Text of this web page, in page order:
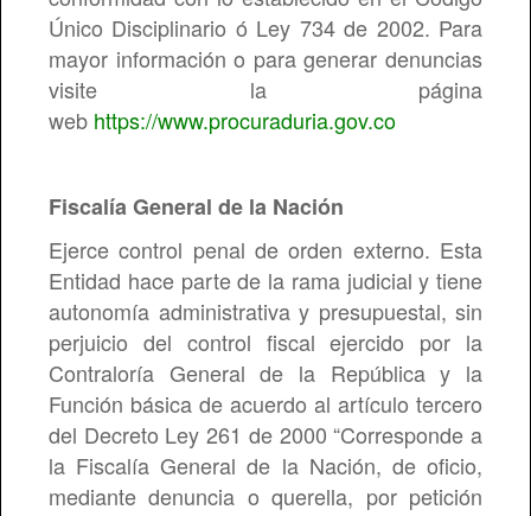
Único Disciplinario ó Ley 734 de 2002. Para
mayor información o para generar denuncias
visite la página
web https://www.procuraduria.gov.co
Fiscalía General de la Nación
Ejerce control penal de orden externo. Esta
Entidad hace parte de la rama judicial y tiene
autonomía administrativa y presupuestal, sin
perjuicio del control fiscal ejercido por la
Contraloría General de la República y la
Función básica de acuerdo al artículo tercero
del Decreto Ley 261 de 2000 “Corresponde a
la Fiscalía General de la Nación, de oficio,
mediante denuncia o querella, por petición